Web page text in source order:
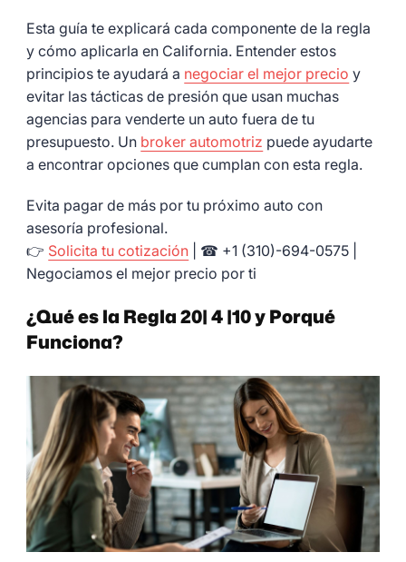
Esta guía te explicará cada componente de la regla
y cómo aplicarla en California. Entender estos
principios te ayudará a negociar el mejor precio y
evitar las tácticas de presión que usan muchas
agencias para venderte un auto fuera de tu
presupuesto. Un broker automotriz puede ayudarte
a encontrar opciones que cumplan con esta regla.
Evita pagar de más por tu próximo auto con
asesoría profesional.
👉 Solicita tu cotización | ☎ +1 (310)-694-0575 |
Negociamos el mejor precio por ti
¿Qué es la Regla 20| 4 |10 y Porqué
Funciona?